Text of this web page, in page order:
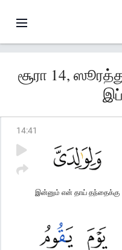
சூரா 14,
14:41
இன்னும் என் தாய் தந்தைக்கு